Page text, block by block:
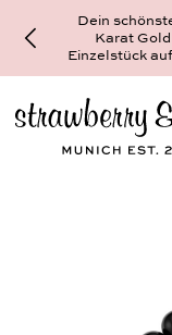
Dein
Karat
Einzelstück